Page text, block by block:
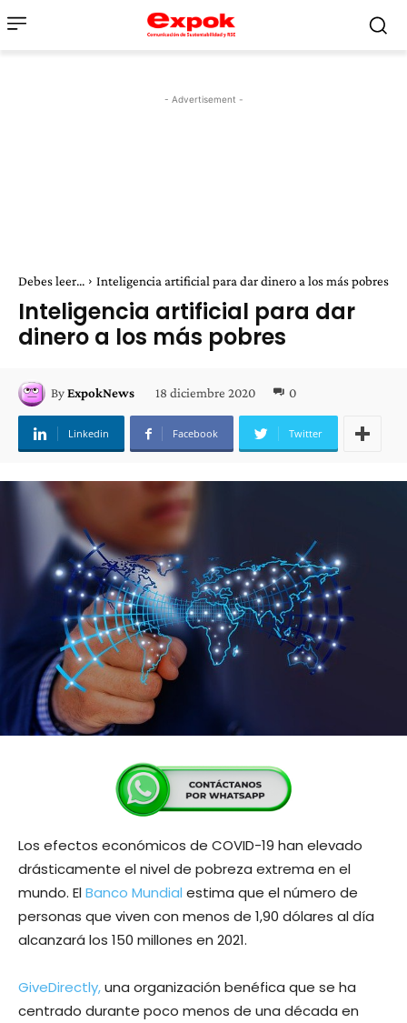
- Advertisement -
Debes leer... Inteligencia artificial para dar dinero a los más pobres
Inteligencia artificial para dar
dinero a los más pobres
ByExpokNews 18 diciembre 2020 0
Linkedin Facebook Twitter
Los efectos económicos de COVID-19 han elevado
drásticamente el nivel de pobreza extrema en el
mundo. ElBanco Mundial estima que el número de
personas que viven con menos de 1,90 dólares al día
alcanzará los 150 millones en 2021.
GiveDirectly,una organización benéfica que se ha
centrado durante poco menos de una década en